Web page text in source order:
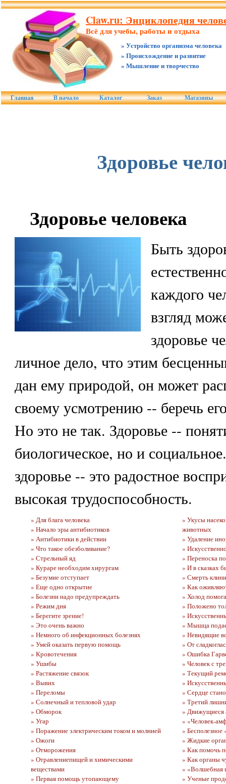
Claw.ru: Энциклопедия
Всё для учебы, работы и отдыха
» Устройство организма человека
» Происхождение и развитие
» Мышление и творчество
Главная В начало Каталог Заказ Магазины
Здоровье
Здоровье человека
Быть
каждого
взгляд
здоровье
личное дело, что этим
дан ему природой, он может
своему усмотрению -- беречь
Но это не так. Здоровье --
биологическое, но и
здоровье -- это радостное
высокая трудоспособность.
» Для блага человека
» Начало эры антибиотиков
» Антибиотики в действии
» Что такое обезболивание?
» Стрельный яд
» Кураре необходим хирургам
» Безумие отступает
» Еще одно открытие
» Болезни надо предупреждать
» Режим дня
» Берегите зрение!
» Это очень важно
» Немного об инфекционных болезнях
» Умей оказать первую помощь
» Кровотечения
» Ушибы
» Растяжение связок
» Вывих
» Переломы
» Солнечный и тепловой удар
» Обморок
» Угар
» Поражение электрическим током и молнией
» Ожоги
» Отморожения
» Отравлениепищей и химическими
веществами
» Первая помощь утопающему
» Укусы
животных
» Удаление
»
» Переноска
» И в сказках
» Смерть
» Как
» Холод
» Положено
»
» Мышца
» Невидящие
» От
» Ошибка
» Человек с
» Текущий
»
» Сердце
» Третий
» Движущиеся
» «Человек-
» Бесполезное
» Жидкие
» Как помочь
» Как органы
» «Волшебная
» Ученые